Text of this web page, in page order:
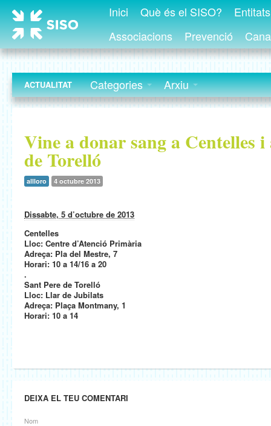
Inici Què és el SISO?
Associacions
Prevenció
ACTUALITAT Categories Arxiu
Vine a donar sang a Centelles i
de Torelló
allloro 4 octubre 2013
Dissabte, 5 d’octubre de 2013
Centelles
Lloc: Centre d’Atenció Primària
Adreça: Pla del Mestre, 7
Horari: 10 a 14/16 a 20
.
Sant Pere de Torelló
Lloc: Llar de Jubilats
Adreça: Plaça Montmany, 1
Horari: 10 a 14
DEIXA EL TEU COMENTARI
Nom